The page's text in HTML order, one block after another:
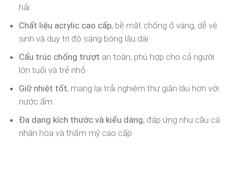
hải.
Chất liệu acrylic cao cấp, bề mặt chống ố vàng, dễ vệ
sinh và duy trì độ sáng bóng lâu dài.
Cấu trúc chống trượt an toàn, phù hợp cho cả người
lớn tuổi và trẻ nhỏ.
Giữ nhiệt tốt, mang lại trải nghiệm thư giãn lâu hơn với
nước ấm.
Đa dạng kích thước và kiểu dáng, đáp ứng nhu cầu cá
nhân hóa và thẩm mỹ cao cấp.